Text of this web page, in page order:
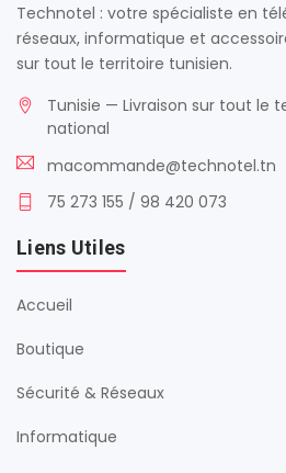
Technotel : votre spécialiste en
réseaux, informatique et
sur tout le territoire tunisien.
Tunisie — Livraison sur tout le
national
macommande@technotel.tn
75 273 155 / 98 420 073
Liens Utiles
Accueil
Boutique
Sécurité & Réseaux
Informatique